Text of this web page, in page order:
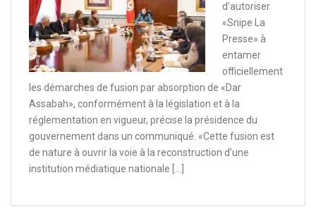
d’autoriser
«Snipe La
Presse» à
entamer
officiellement
les démarches de fusion par absorption de «Dar
Assabah», conformément à la législation et à la
réglementation en vigueur, précise la présidence du
gouvernement dans un communiqué. «Cette fusion est
de nature à ouvrir la voie à la reconstruction d’une
institution médiatique nationale […]